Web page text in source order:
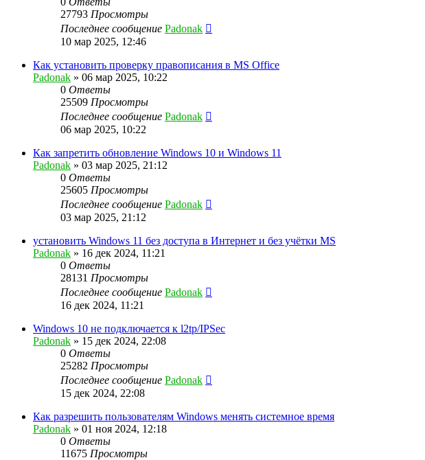
27793 Просмотры
Последнее сообщение Padonak
10 мар 2025, 12:46
Как установить проверку правописания в MS Office
Padonak » 06 мар 2025, 10:22
0 Ответы
25509 Просмотры
Последнее сообщение Padonak
06 мар 2025, 10:22
Как запретить обновление Windows 10 и Windows 11
Padonak » 03 мар 2025, 21:12
0 Ответы
25605 Просмотры
Последнее сообщение Padonak
03 мар 2025, 21:12
установить Windows 11 без доступа в Интернет и без учётки MS
Padonak » 16 дек 2024, 11:21
0 Ответы
28131 Просмотры
Последнее сообщение Padonak
16 дек 2024, 11:21
Windows 10 не подключается к l2tp/IPSec
Padonak » 15 дек 2024, 22:08
0 Ответы
25282 Просмотры
Последнее сообщение Padonak
15 дек 2024, 22:08
Как разрешить пользователям Windows менять системное время
Padonak » 01 ноя 2024, 12:18
0 Ответы
11675 Просмотры